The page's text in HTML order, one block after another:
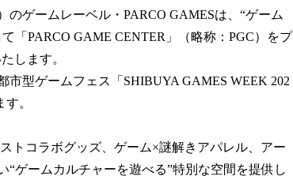
ゲームレーベル・PARCO GAMESは、“ゲーム
「PARCO GAME CENTER」（略称：PGC）をプ
します。
型ゲームフェス「SHIBUYA GAMES WEEK 202
。
トコラボグッズ、ゲーム×謎解きアパレル、アー
ゲームカルチャーを遊べる”特別な空間を提供し